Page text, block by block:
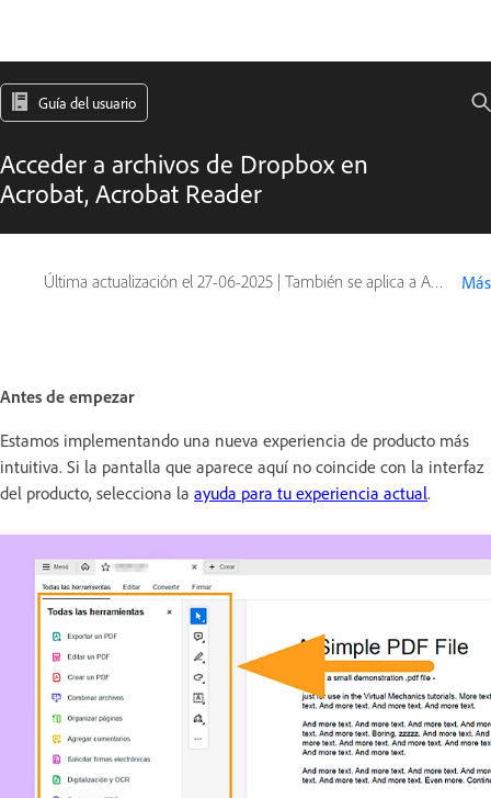
Guía del usuario
Acceder a archivos de Dropbox en
Acrobat, Acrobat Reader
Última actualización el 27-06-2025 | También se aplica a Acrobat Reader, Adobe Acrobat 2017, Adobe Acrobat 2020 Más
Antes de empezar
Estamos implementando una nueva experiencia de producto más
intuitiva. Si la pantalla que aparece aquí no coincide con la interfaz
del producto, selecciona la ayuda para tu experiencia actual.